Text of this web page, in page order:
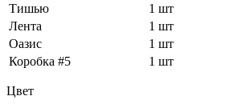
Тишью
1 шт
Лента
1 шт
Оазис
1 шт
Коробка #5
1 шт
Цвет